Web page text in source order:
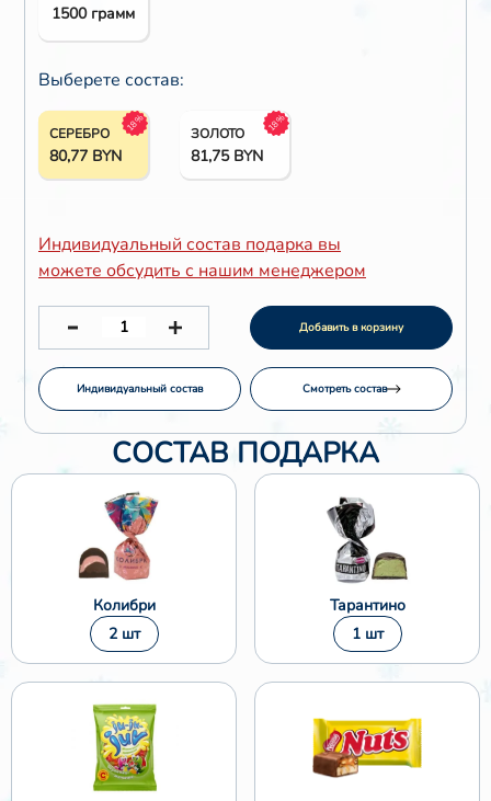
1500 грамм
Выберете состав:
СЕРЕБРО
80,77 BYN
18% ЗОЛОТО
81,75 BYN
18%
Индивидуальный состав подарка вы
можете обсудить с нашим менеджером
Добавить в корзину
Индивидуальный состав Смотреть состав
СОСТАВ ПОДАРКА
Колибри
2 шт
Тарантино
1 шт
❅